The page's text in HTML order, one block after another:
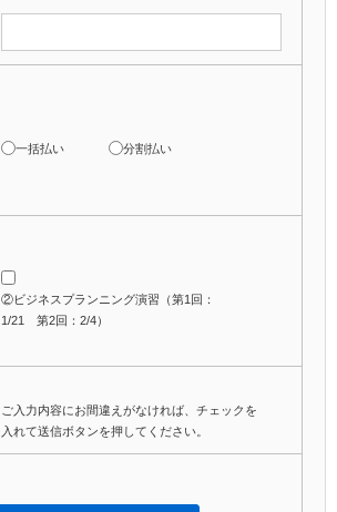
一括払い 分割払い
②ビジネスプランニング演習（第1回：
1/21 第2回：2/4）
ご入力内容にお間違えがなければ、チェックを
入れて送信ボタンを押してください。